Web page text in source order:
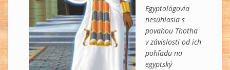
Egyptológovia
nesúhlasia s
povahou Thotha
v závislosti od ich
pohľadu na
egyptský